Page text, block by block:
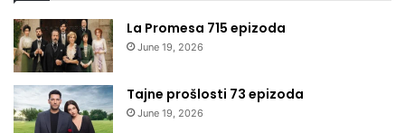
La Promesa 715 epizoda
June 19, 2026
Tajne prošlosti 73 epizoda
June 19, 2026